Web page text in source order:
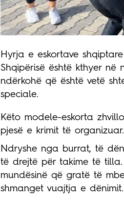
Hyrja e eskortave
Shqipërisë është kthyer në
ndërkohë që është vetë
speciale.
Këto modele-eskorta
pjesë e krimit të organizuar.
Ndryshe nga burrat, të
të drejtë për takime të
mundësinë që gratë të
shmanget vuajtja e dënimit.